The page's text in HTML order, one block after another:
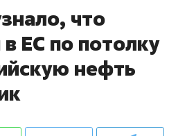
что
ЕС по потолку
нефть